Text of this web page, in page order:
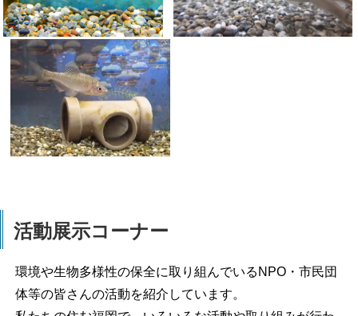
活動展示コーナー
環境や生物多様性の保全に取り組んでいるNPO・市民団
体等の皆さんの活動を紹介しています。